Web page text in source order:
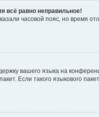
всё равно неправильное!
часовой пояс, но время
вашего языка на
Если такого языкового